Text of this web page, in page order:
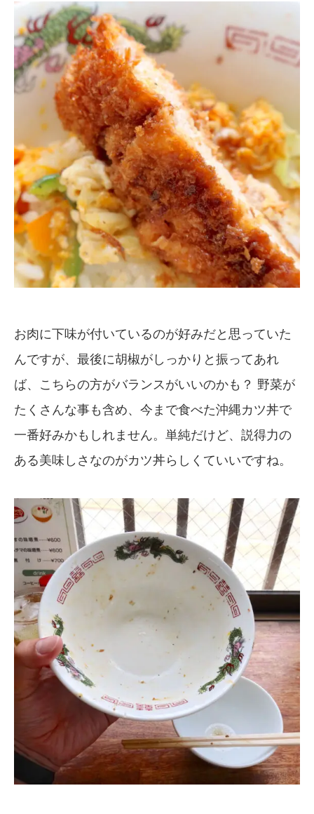
お肉に下味が付いているのが好みだと思っていた
んですが、最後に胡椒がしっかりと振ってあれ
ば、こちらの方がバランスがいいのかも？ 野菜が
たくさんな事も含め、今まで食べた沖縄カツ丼で
一番好みかもしれません。単純だけど、説得力の
ある美味しさなのがカツ丼らしくていいですね。